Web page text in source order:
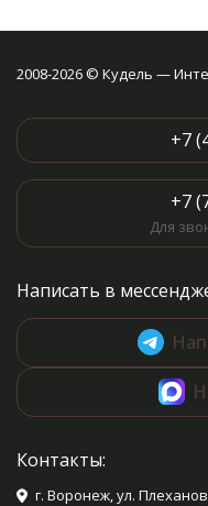
2008-2026 © Кудель —
+7
+7
Для
Написать в
Контакты:
г. Воронеж, ул.